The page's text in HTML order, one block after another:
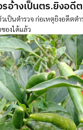
อ้างเป็นตร.ยิงอดี
เป็นตำรวจ ก่อเหตุยิงอดีตต
ของได้แล้ว